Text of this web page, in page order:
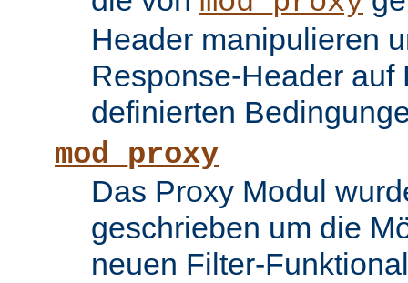
Header manipulieren
Response-Header auf
definierten
mod_proxy
Das Proxy Modul
geschrieben um die
neuen Filter-